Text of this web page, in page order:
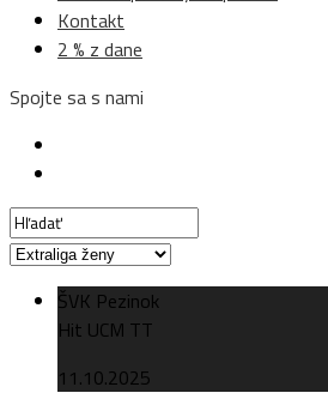
Kontakt
2 % z dane
Spojte sa s nami
ŠVK Pezinok
Hit UCM TT
11.10.2025